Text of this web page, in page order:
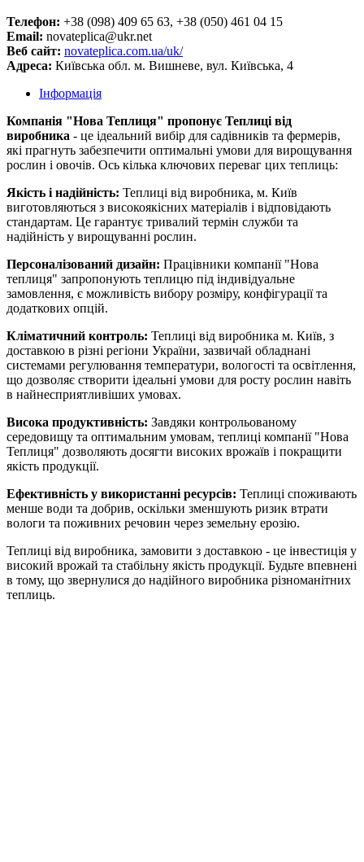
Телефон: +38 ‎(098) 409 65 63, +38 (050) 461 04 15
Email: novateplica@ukr.net
Веб сайт: novateplica.com.ua/uk/
Адреса: Київська обл. м. Вишневе, вул. Київська, 4
Інформація
Компанія "Нова Теплиця" пропонує Теплиці від
виробника - це ідеальний вибір для садівників та фермерів,
які прагнуть забезпечити оптимальні умови для вирощування
рослин і овочів. Ось кілька ключових переваг цих теплиць:
Якість і надійність: Теплиці від виробника, м. Київ
виготовляються з високоякісних матеріалів і відповідають
стандартам. Це гарантує тривалий термін служби та
надійність у вирощуванні рослин.
Персоналізований дизайн: Працівники компанії "Нова
теплиця" запропонують теплицю під індивідуальне
замовлення, є можливість вибору розміру, конфігурації та
додаткових опцій.
Кліматичний контроль: Теплиці від виробника м. Київ, з
доставкою в різні регіони України, зазвичай обладнані
системами регулювання температури, вологості та освітлення,
що дозволяє створити ідеальні умови для росту рослин навіть
в найнесприятливіших умовах.
Висока продуктивність: Завдяки контрольованому
середовищу та оптимальним умовам, теплиці компанії "Нова
Теплиця" дозволяють досягти високих врожаїв і покращити
якість продукції.
Ефективність у використанні ресурсів: Теплиці споживають
менше води та добрив, оскільки зменшують ризик втрати
вологи та поживних речовин через земельну ерозію.
Теплиці від виробника, замовити з доставкою - це інвестиція у
високий врожай та стабільну якість продукції. Будьте впевнені
в тому, що звернулися до надійного виробника різноманітних
теплиць.